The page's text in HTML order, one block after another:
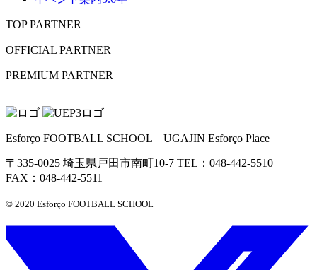
TOP PARTNER
OFFICIAL PARTNER
PREMIUM PARTNER
Esforço FOOTBALL SCHOOL UGAJIN Esforço Place
〒335-0025 埼玉県戸田市南町10-7 TEL：048-442-5510
FAX：048-442-5511
© 2020 Esforço FOOTBALL SCHOOL